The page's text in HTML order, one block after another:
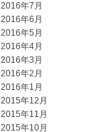
2016年7月
2016年6月
2016年5月
2016年4月
2016年3月
2016年2月
2016年1月
2015年12月
2015年11月
2015年10月